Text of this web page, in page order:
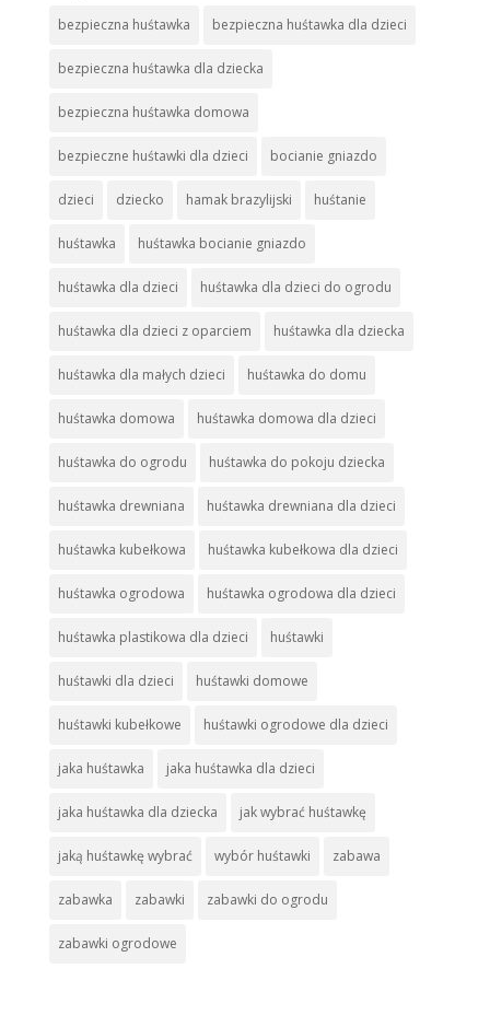
bezpieczna huśtawka bezpieczna huśtawka dla dzieci
bezpieczna huśtawka dla dziecka
bezpieczna huśtawka domowa
bezpieczne huśtawki dla dzieci bocianie gniazdo
dzieci dziecko hamak brazylijski huśtanie
huśtawka huśtawka bocianie gniazdo
huśtawka dla dzieci huśtawka dla dzieci do ogrodu
huśtawka dla dzieci z oparciem huśtawka dla dziecka
huśtawka dla małych dzieci huśtawka do domu
huśtawka domowa huśtawka domowa dla dzieci
huśtawka do ogrodu huśtawka do pokoju dziecka
huśtawka drewniana huśtawka drewniana dla dzieci
huśtawka kubełkowa huśtawka kubełkowa dla dzieci
huśtawka ogrodowa huśtawka ogrodowa dla dzieci
huśtawka plastikowa dla dzieci huśtawki
huśtawki dla dzieci huśtawki domowe
huśtawki kubełkowe huśtawki ogrodowe dla dzieci
jaka huśtawka jaka huśtawka dla dzieci
jaka huśtawka dla dziecka jak wybrać huśtawkę
jaką huśtawkę wybrać wybór huśtawki zabawa
zabawka zabawki zabawki do ogrodu
zabawki ogrodowe